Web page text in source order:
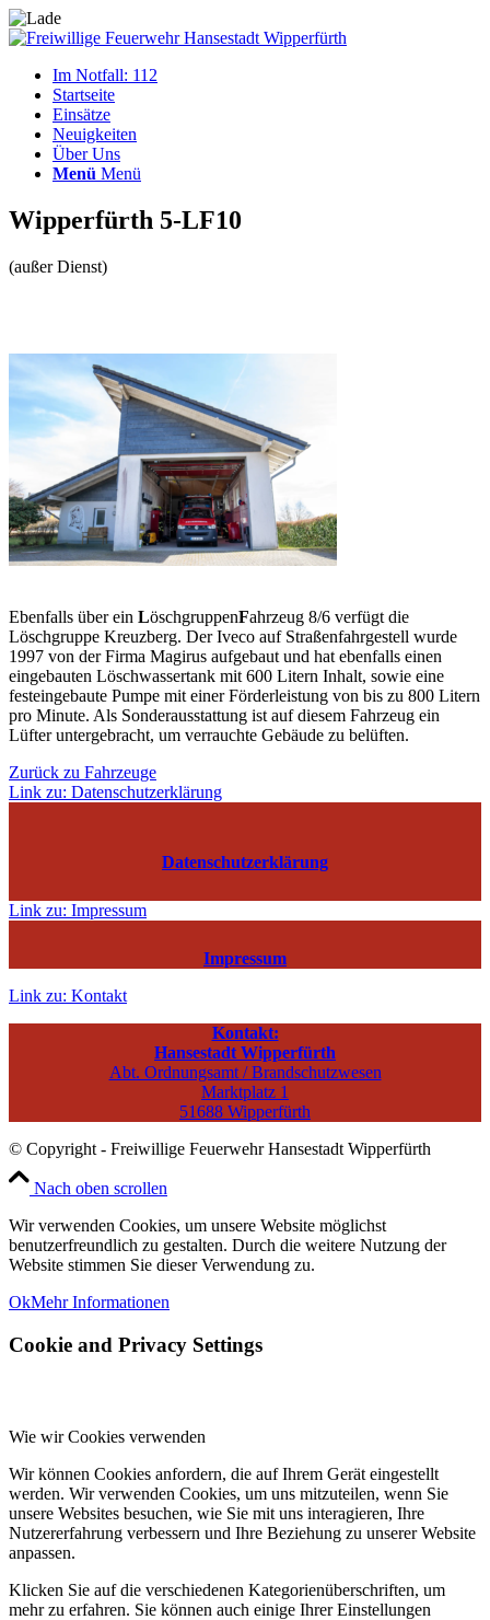
Im Notfall: 112
Startseite
Einsätze
Neuigkeiten
Über Uns
Menü Menü
Wipperfürth 5-LF10
(außer Dienst)
Ebenfalls über ein LöschgruppenFahrzeug 8/6 verfügt die
Löschgruppe Kreuzberg. Der Iveco auf Straßenfahrgestell wurde
1997 von der Firma Magirus aufgebaut und hat ebenfalls einen
eingebauten Löschwassertank mit 600 Litern Inhalt, sowie eine
festeingebaute Pumpe mit einer Förderleistung von bis zu 800 Litern
pro Minute. Als Sonderausstattung ist auf diesem Fahrzeug ein
Lüfter untergebracht, um verrauchte Gebäude zu belüften.
Zurück zu Fahrzeuge
Link zu: Datenschutzerklärung
Datenschutzerklärung
Link zu: Impressum
Impressum
Link zu: Kontakt
Kontakt:
Hansestadt Wipperfürth
Abt. Ordnungsamt / Brandschutzwesen
Marktplatz 1
51688 Wipperfürth
© Copyright - Freiwillige Feuerwehr Hansestadt Wipperfürth
Nach oben scrollen
Wir verwenden Cookies, um unsere Website möglichst
benutzerfreundlich zu gestalten. Durch die weitere Nutzung der
Website stimmen Sie dieser Verwendung zu.
OkMehr Informationen
Cookie and Privacy Settings
Wie wir Cookies verwenden
Wir können Cookies anfordern, die auf Ihrem Gerät eingestellt
werden. Wir verwenden Cookies, um uns mitzuteilen, wenn Sie
unsere Websites besuchen, wie Sie mit uns interagieren, Ihre
Nutzererfahrung verbessern und Ihre Beziehung zu unserer Website
anpassen.
Klicken Sie auf die verschiedenen Kategorienüberschriften, um
mehr zu erfahren. Sie können auch einige Ihrer Einstellungen